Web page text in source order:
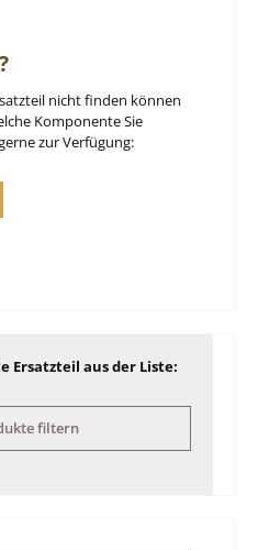
nicht finden können
Komponente Sie
zur Verfügung:
Ersatzteil aus der Liste:
filtern